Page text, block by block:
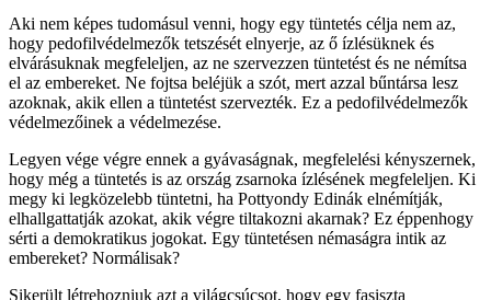
Aki nem képes tudomásul venni, hogy egy tüntetés célja nem az,
hogy pedofilvédelmezők tetszését elnyerje, az ő ízlésüknek és
elvárásuknak megfeleljen, az ne szervezzen tüntetést és ne némítsa
el az embereket. Ne fojtsa beléjük a szót, mert azzal bűntársa lesz
azoknak, akik ellen a tüntetést szervezték. Ez a pedofilvédelmezők
védelmezőinek a védelmezése.
Legyen vége végre ennek a gyávaságnak, megfelelési kényszernek,
hogy még a tüntetés is az ország zsarnoka ízlésének megfeleljen. Ki
megy ki legközelebb tüntetni, ha Pottyondy Edinák elnémítják,
elhallgattatják azokat, akik végre tiltakozni akarnak? Ez éppenhogy
sérti a demokratikus jogokat. Egy tüntetésen némaságra intik az
embereket? Normálisak?
Sikerült létrehozniuk azt a világcsúcsot, hogy egy fasiszta